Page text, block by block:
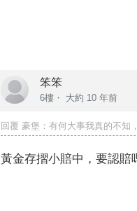
笨笨
6樓・ 大約 10 年前
回覆豪堡 ：有何大事我真的不知
黃金存摺小賠中，要認賠